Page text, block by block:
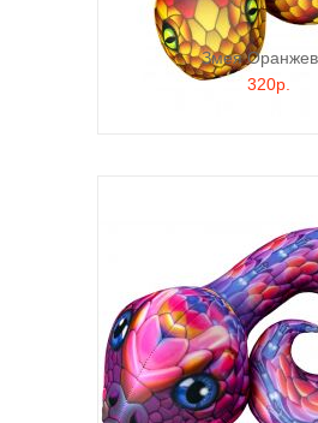
Змея
320р.